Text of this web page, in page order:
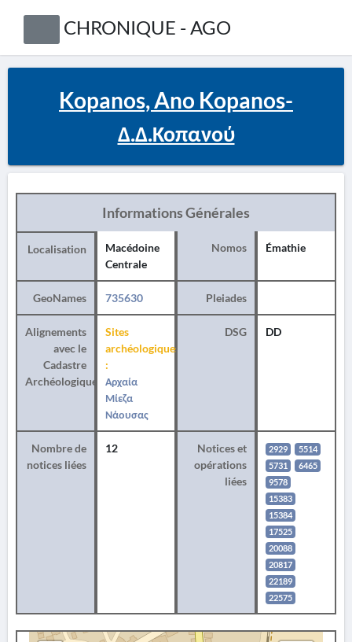
CHRONIQUE - AGO
Kopanos, Ano Kopanos-
Δ.Δ.Κοπανού
Informations Générales
Localisation
Macédoine
Centrale
Nomos Émathie
GeoNames 735630 Pleiades
Alignements
avec le
Cadastre
Archéologique
Sites
archéologiques
:
Αρχαία
Μίεζα
Νάουσας
DSG DD
Nombre de
notices liées
12
Notices et
opérations
liées
2929
5514
5731
6465
9578
15383
15384
17525
20088
20817
22189
22575